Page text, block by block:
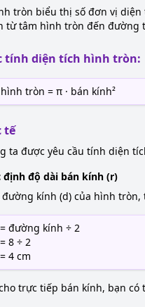
tròn biểu thị số đơn vị
từ tâm hình tròn đến đường
tính diện tích hình tròn:
tròn = π · bán kính²
tế
ta được yêu cầu tính diện
định độ dài bán kính (r)
kính (d) của hình tròn,
đường kính ÷ 2
8 ÷ 2
4 cm
trực tiếp bán kính, bạn có